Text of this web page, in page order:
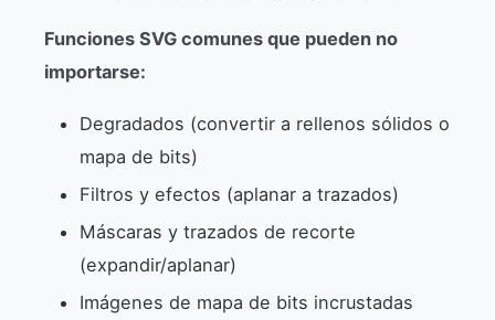
Funciones SVG comunes que pueden no
importarse:
Degradados (convertir a rellenos sólidos o
mapa de bits)
Filtros y efectos (aplanar a trazados)
Máscaras y trazados de recorte
(expandir/aplanar)
Imágenes de mapa de bits incrustadas